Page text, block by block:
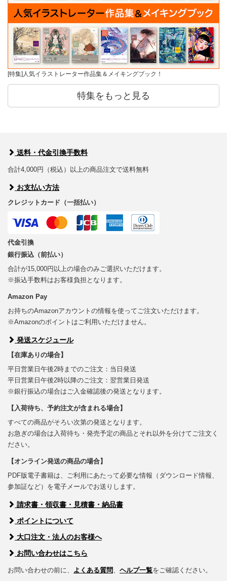
[特集]人気イラストレーター作品集＆メイキングブック！
特集をもっと見る
送料・代金引換手数料
合計4,000円（税込）以上の商品注文で送料無料
お支払い方法
クレジットカード（一括払い）
代金引換
銀行振込（前払い）
合計が15,000円以上の場合のみご選択いただけます。
※振込手数料はお客様負担となります。
Amazon Pay
お持ちのAmazonアカウントの情報を使ってご注文いただけます。
※Amazonのポイントはご利用いただけません。
発送スケジュール
【在庫ありの場合】
平日営業日午後2時までのご注文：当日発送
平日営業日午後2時以降のご注文：翌営業日発送
※銀行振込の場合はご入金確認後の発送となります。
【入荷待ち、予約注文が含まれる場合】
すべての商品がそろい次第の発送となります。
お急ぎの場合は入荷待ち・発売予定の商品とそれ以外を分けてご注文く
ださい。
【オンライン発送の商品の場合】
PDF版電子書籍は、ご利用にあたって必要な情報（ダウンロード情報、
参加証など）を電子メールでお送りします。
請求書・領収書・見積書・納品書
ポイントについて
大口注文・法人のお客様へ
お問い合わせはこちら
お問い合わせの前に、 よくある質問 ヘルプ一覧をご確認ください。